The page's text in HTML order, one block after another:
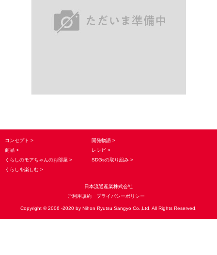
コンセプト
商品
くらしのモアちゃんのお部屋
くらしを楽しむ
開発物語
レシピ
SDGsの取り組み
日本流通産業株式会社
ご利用規約
プライバシーポリシー
Copyright © 2006 -2020 by Nihon Ryutsu Sangyo Co.,Ltd. All Rights Reserved.